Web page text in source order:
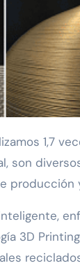
son
producción
3D